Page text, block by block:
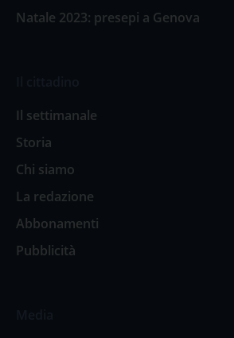
Natale 2023: presepi a Genova
Il settimanale
Storia
Chi siamo
La redazione
Abbonamenti
Pubblicità